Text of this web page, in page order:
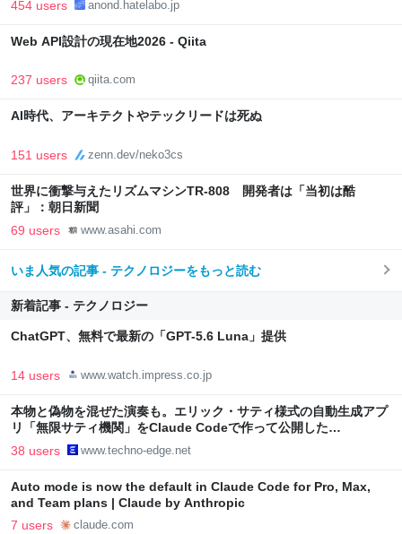
454 users anond.hatelabo.jp
Web API設計の現在地2026 - Qiita
237 users qiita.com
AI時代、アーキテクトやテックリードは死ぬ
151 users zenn.dev/neko3cs
世界に衝撃与えたリズムマシンTR-808 開発者は「当初は酷
評」：朝日新聞
69 users www.asahi.com
いま人気の記事 - テクノロジーをもっと読む
新着記事 - テクノロジー
ChatGPT、無料で最新の「GPT-5.6 Luna」提供
14 users www.watch.impress.co.jp
本物と偽物を混ぜた演奏も。エリック・サティ様式の自動生成アプ
リ「無限サティ機関」をClaude Codeで作って公開した
（CloseBox） | テクノエッジ TechnoEdge
38 users www.techno-edge.net
Auto mode is now the default in Claude Code for Pro, Max,
and Team plans | Claude by Anthropic
7 users claude.com